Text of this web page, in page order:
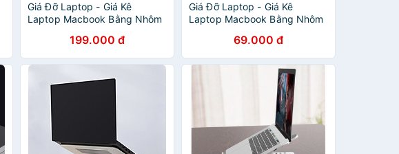
Giá Đỡ Laptop - Giá Kê
Laptop Macbook Bằng Nhôm
Sang Trọng Có Thể Gấp Gọn
Laptop Stand
199.000 đ
Giá Đỡ Laptop - Giá Kê
Laptop Macbook Bằng Nhôm
Sang Trọng Có Thể Gấp Gọn
Laptop Stand
69.000 đ